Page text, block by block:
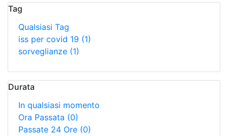
Tag
Qualsiasi Tag
iss per covid 19 (1)
sorveglianze (1)
Durata
In qualsiasi momento
Ora Passata (0)
Passate 24 Ore (0)